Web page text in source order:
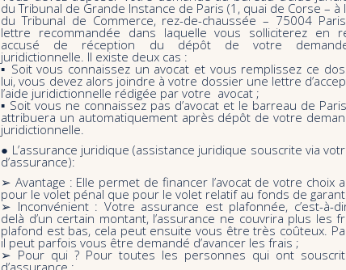
du Tribunal de Grande Instance de Paris (1, quai de Corse – à
du Tribunal de Commerce, rez-de-chaussée – 75004
lettre recommandée dans laquelle vous solliciterez en
accusé de réception du dépôt de votre
juridictionnelle. Il existe deux cas :
▪ Soit vous connaissez un avocat et vous remplissez ce
lui, vous devez alors joindre à votre dossier une lettre
l’aide juridictionnelle rédigée par votre avocat ;
▪ Soit vous ne connaissez pas d’avocat et le barreau de
attribuera un automatiquement après dépôt de votre
juridictionnelle.
● L’assurance juridique (assistance juridique souscrite via
d’assurance):
➢ Avantage : Elle permet de financer l’avocat de votre choix
pour le volet pénal que pour le volet relatif au fonds de
➢ Inconvénient : Votre assurance est plafonnée, c’est-à-
delà d’un certain montant, l’assurance ne couvrira plus les
plafond est bas, cela peut ensuite vous être très coûteux.
il peut parfois vous être demandé d’avancer les frais ;
➢ Pour qui ? Pour toutes les personnes qui ont
d’assurance ;